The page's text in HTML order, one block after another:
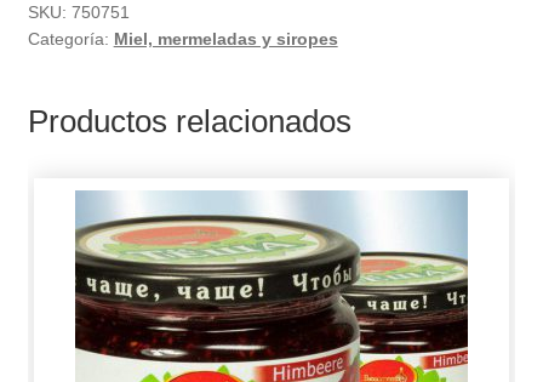
SKU: 750751
Categoría: Miel, mermeladas y siropes
Productos relacionados